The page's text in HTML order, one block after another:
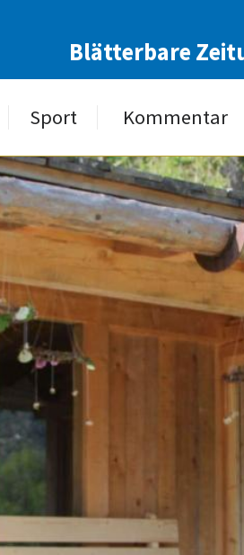
Blätterbare
Sport Kommentar